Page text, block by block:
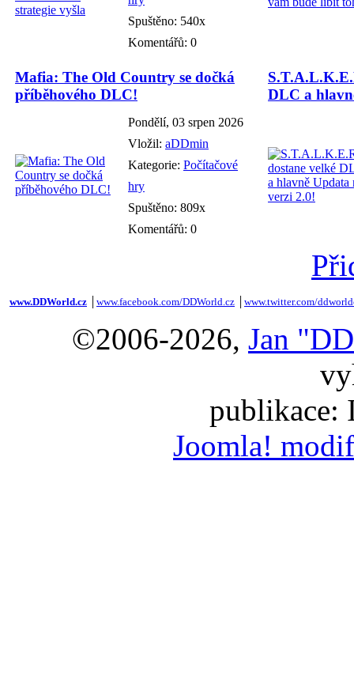
Spuštěno: 540x
Komentářů: 0
Mafia: The Old Country se dočká
příběhového DLC!
Pondělí, 03 srpen 2026
Vložil: aDDmin
Kategorie: Počítačové
hry
Spuštěno: 809x
Komentářů: 0
DLC a
www.DDWorld.cz www.facebook.com/DDWorld.cz www.twitter.com/
©2006-2026, Jan
publikace:
Joomla!